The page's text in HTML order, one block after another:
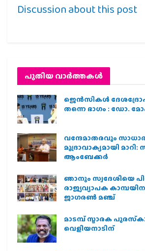
Discussion about this post
പുതിയ വാര്‍ത്തകള്‍
ജെന്‍സികള്‍
തന്നെ ഭാഗം : ഡോ.
വന്ദേമാതരവും
മുദ്രാവാക്യമായി
ആംബേക്കർ
ഞാനും സ്വദേശിയെ
രാജ്യവ്യാപക
ജാഗരണ്‍ മഞ്ച്
മാടമ്പ് സ്മാരക
വെളിയനാടിന്